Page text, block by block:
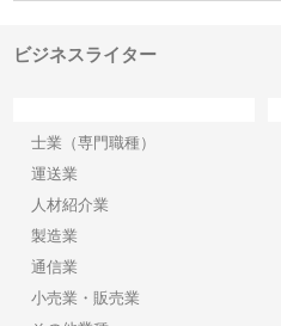
ビジネスライター
士業（専門職種）
運送業
人材紹介業
製造業
通信業
小売業・販売業